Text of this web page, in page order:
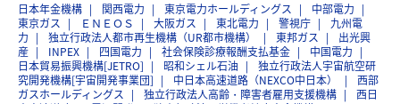
日本年金機構 関西電力 東京電力ホールディングス
中部電力
東京ガス
ＥＮＥＯＳ 大阪ガス 東北電力 警視庁
九州電
力
独立行政法人都市再生機構（UR都市機構） 東邦ガス
出光興
産
INPEX 四国電力 社会保険診療報酬支払基金
中国電力
日本貿易振興機構[JETRO]
昭和シェル石油
独立行政法人宇宙航空研
究開発機構[宇宙開発事業団]
中日本高速道路（NEXCO中日本）
西部
ガスホールディングス
独立行政法人高齢・障害者雇用支援機構
西日